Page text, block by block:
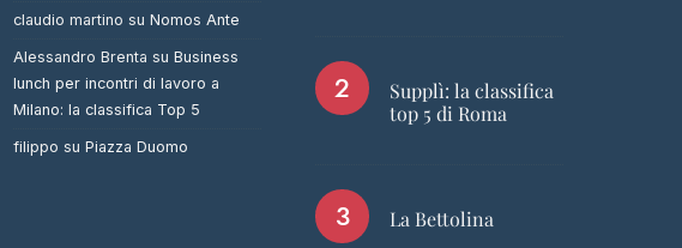
claudio martino su Nomos Ante
Alessandro Brenta su Business
lunch per incontri di lavoro a
Milano: la classifica Top 5
filippo su Piazza Duomo
Supplì: la classifica
top 5 di Roma
La Bettolina